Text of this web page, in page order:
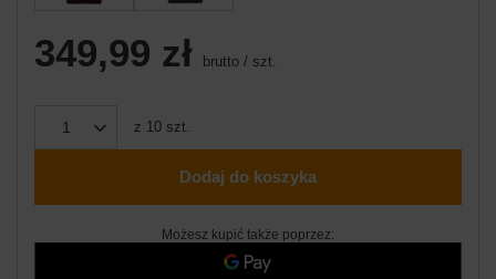
349,99 zł brutto / szt.
z 10 szt.
Dodaj do koszyka
Możesz kupić także poprzez: